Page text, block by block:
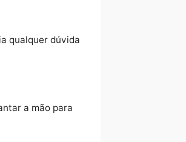
iam do seu quarto de
O relho era feito de